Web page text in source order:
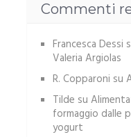
Commenti
Francesca Dessi
Valeria Argiolas
R. Copparoni su
Tilde su
formaggio dalle
yogurt